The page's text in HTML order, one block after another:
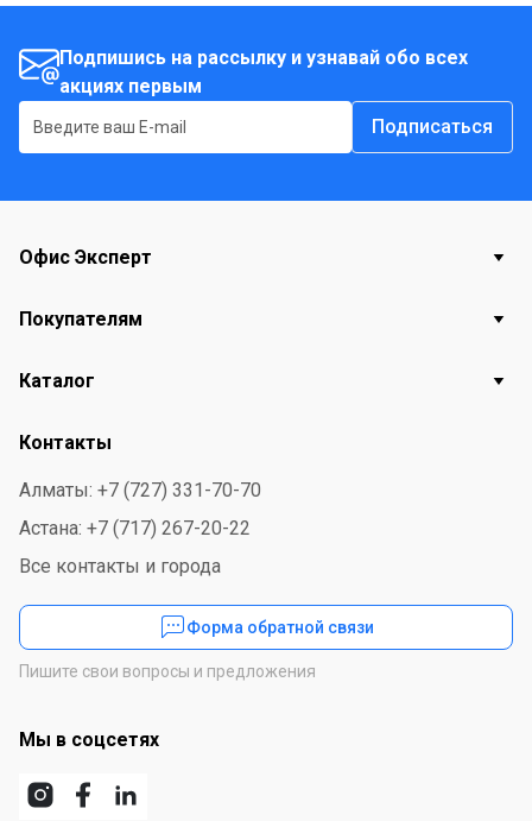
рулона трехслойных полотенец с тиснением.
Подпишись на рассылку и узнавай обо всех
акциях первым
Подписаться
Офис Эксперт
Покупателям
Каталог
Контакты
Алматы: +7 (727) 331-70-70
Астана: +7 (717) 267-20-22
Все контакты и города
Форма обратной связи
Пишите свои вопросы и предложения
Мы в соцсетях